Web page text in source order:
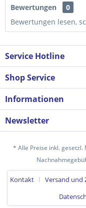
Bewertungen
0
Bewertungen lesen,
Service Hotline
Shop Service
Informationen
Newsletter
* Alle Preise inkl.
Kontakt Versand und